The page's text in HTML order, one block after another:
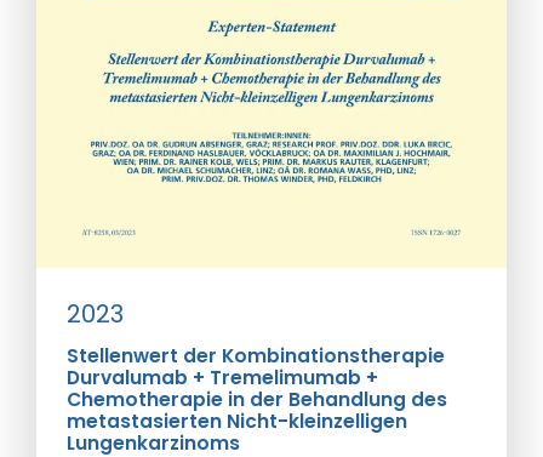
2023
Stellenwert der Kombinationstherapie
Durvalumab + Tremelimumab +
Chemotherapie in der Behandlung des
metastasierten Nicht-kleinzelligen
Lungenkarzinoms